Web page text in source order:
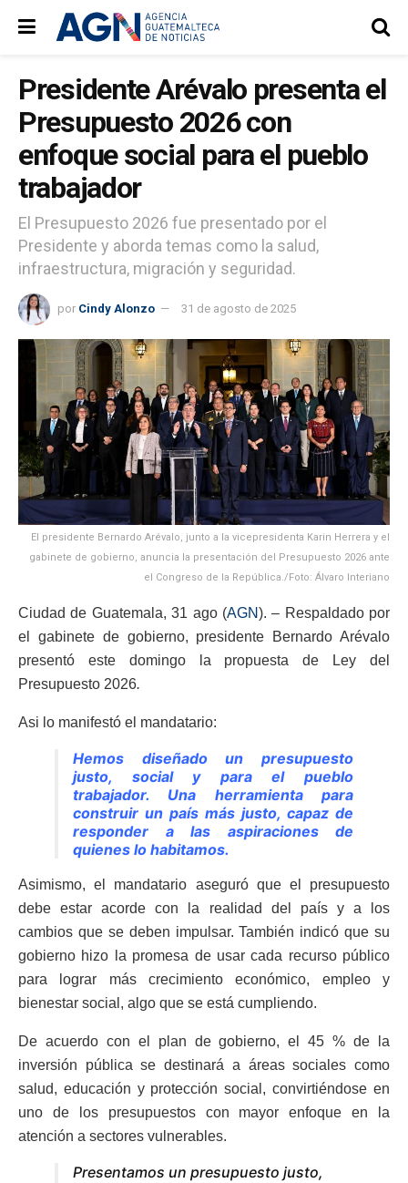
Presidente Arévalo presenta el
Presupuesto 2026 con
enfoque social para el pueblo
trabajador
El Presupuesto 2026 fue presentado por el
Presidente y aborda temas como la salud,
infraestructura, migración y seguridad.
por Cindy Alonzo 31 de agosto de 2025
El presidente Bernardo Arévalo, junto a la vicepresidenta Karin Herrera y el
gabinete de gobierno, anuncia la presentación del Presupuesto 2026 ante
el Congreso de la República./Foto: Álvaro Interiano
Ciudad de Guatemala, 31 ago (AGN). – Respaldado por
el gabinete de gobierno, presidente Bernardo Arévalo
presentó este domingo la propuesta de Ley del
Presupuesto 2026.
Asi lo manifestó el mandatario:
Hemos diseñado un presupuesto
justo, social y para el pueblo
trabajador. Una herramienta para
construir un país más justo, capaz de
responder a las aspiraciones de
quienes lo habitamos.
Asimismo, el mandatario aseguró que el presupuesto
debe estar acorde con la realidad del país y a los
cambios que se deben impulsar. También indicó que su
gobierno hizo la promesa de usar cada recurso público
para lograr más crecimiento económico, empleo y
bienestar social, algo que se está cumpliendo.
De acuerdo con el plan de gobierno, el 45 % de la
inversión pública se destinará a áreas sociales como
salud, educación y protección social, convirtiéndose en
uno de los presupuestos con mayor enfoque en la
atención a sectores vulnerables.
Presentamos un presupuesto justo,